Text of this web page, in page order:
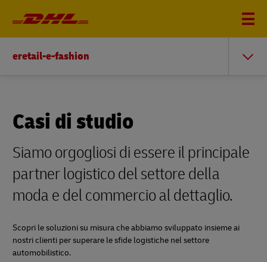
eretail-e-fashion
Casi di studio
Siamo orgogliosi di essere il principale
partner logistico del settore della
moda e del commercio al dettaglio.
Scopri le soluzioni su misura che abbiamo sviluppato insieme ai
nostri clienti per superare le sfide logistiche nel settore
automobilistico.